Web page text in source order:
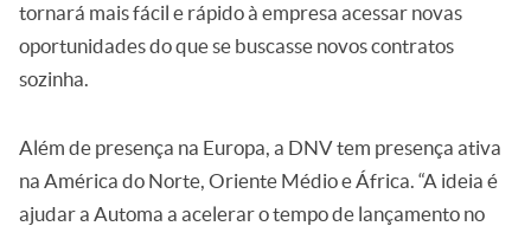
tornará mais fácil e rápido à empresa acessar novas
oportunidades do que se buscasse novos contratos
sozinha.
Além de presença na Europa, a DNV tem presença ativa
na América do Norte, Oriente Médio e África. “A ideia é
ajudar a Automa a acelerar o tempo de lançamento no